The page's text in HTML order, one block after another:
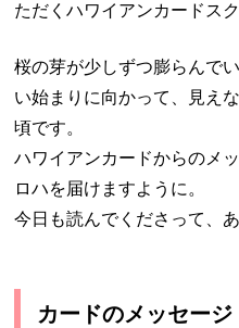
ただくハワイアンカードス
桜の芽が少しずつ膨らんで
い始まりに向かって、見え
頃です。
ハワイアンカードからのメ
ロハを届けますように。
今日も読んでくださって、
カードのメッセージ